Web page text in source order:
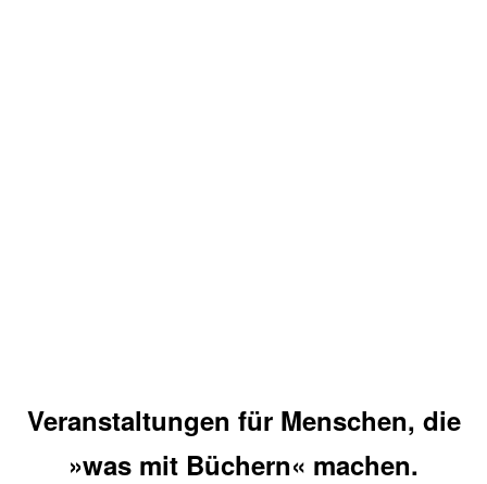
Veranstaltungen für Menschen, die
»was mit Büchern« machen.